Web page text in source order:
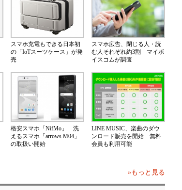
スマホ充電もできる日本初
の「IoTスーツケース」が発
売
スマホ広告、閉じる人・読
む人それぞれ約3割 マイボ
イスコムが調査
格安スマホ「NifMo」 洗
えるスマホ「arrows M04」
の取扱い開始
LINE MUSIC、楽曲のダウ
ンロード販売を開始 無料
会員も利用可能
»もっと見る